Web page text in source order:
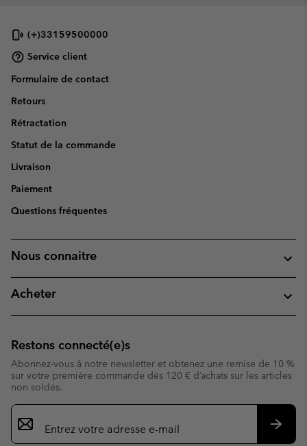
(+)33159500000
Service client
Formulaire de contact
Retours
Rétractation
Statut de la commande
Livraison
Paiement
Questions fréquentes
Nous connaitre
Acheter
Restons connecté(e)s
Abonnez-vous à notre newsletter et obtenez une remise de 10 %
sur votre première commande dès 120 € d’achats sur les articles
non soldés.
Inscription
par
e-